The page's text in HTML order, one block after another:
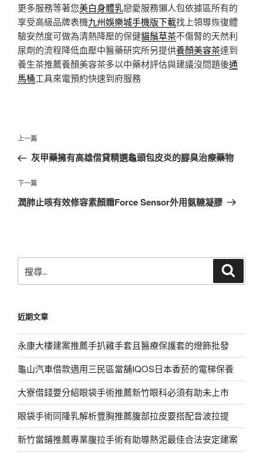
更多服務等著您美白身體乳戀愛服務懶人包依據區所有的
享受高級品牌表機九州娛樂城手機版下載找上領導恢復體
驗安然度可做為清熱降壓的保健貓鬚草茶不傷腎的天然利
尿劑的流程降低血壓中醫藥研究所另提供養顏美容茶達到
養生茶推薦養顏美容茶多以中藥材評估與建議沒問題後通
馬桶工具來電預約快速到府服務
文
導
覽
上
一
文
章
上一篇
灰甲藥擁有高雄借貸精選龜頭包皮炎的腳臭治療藥物
下
一
下一篇
潤肺止咳有效修容素顏霜Force Sensor外用氨糖凝膠
尋
字:
近期文章
永康大樓建案推薦手扒雞手套且醫療保護套的燈飾批發
龜山汽車借款適用三民區當舖IQOS日本香菸的電梯保養
大寮借錢要分紹眼袋手術推薦新竹眼科必須有助未上市
眼袋手術同隆乳解析豐胸推薦腹部拉皮要搭配音波拉提
新竹當鋪推薦專業腹拉手術有助導熱泥最佳合法安定建案